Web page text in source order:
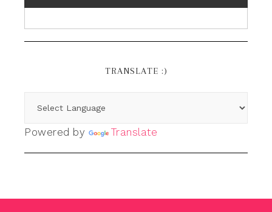
TRANSLATE :)
Powered by Translate